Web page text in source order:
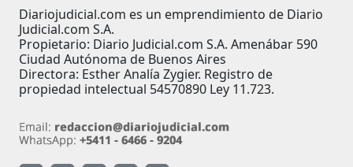
Diariojudicial.com es un emprendimiento de Diario
Judicial.com S.A.
Propietario: Diario Judicial.com S.A. Amenábar 590
Ciudad Autónoma de Buenos Aires
Directora: Esther Analía Zygier. Registro de
propiedad intelectual 54570890 Ley 11.723.